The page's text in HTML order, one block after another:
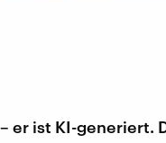
er ist KI-generiert.